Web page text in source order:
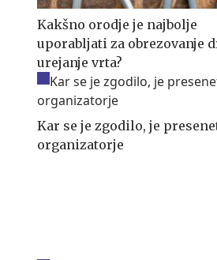
Kakšno orodje je najbolje
uporabljati za obrezovanje
urejanje vrta?
Kar se je zgodilo, je
organizatorje